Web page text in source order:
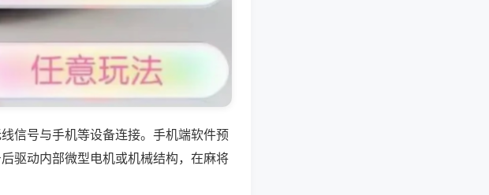
信号与手机等设备连接。手机端软件预
驱动内部微型电机或机械结构，在麻将